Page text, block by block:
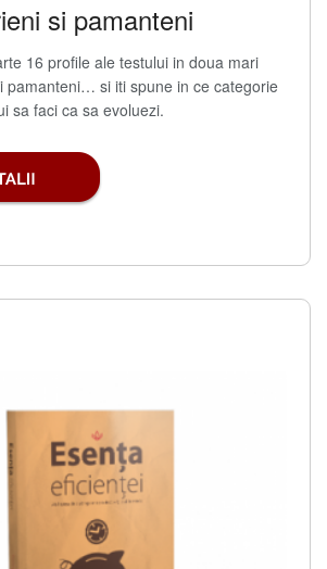
si pamanteni
16 profile ale testului in doua mari
pamanteni… si iti spune in ce categorie
sa faci ca sa evoluezi.